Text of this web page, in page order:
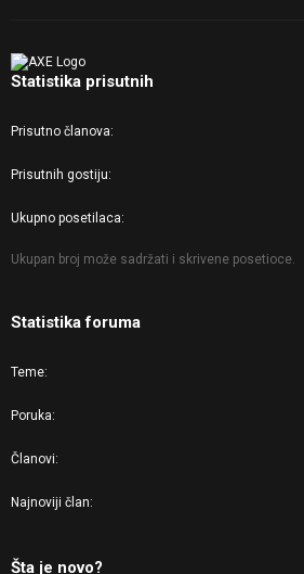
Statistika prisutnih
Prisutno članova
Prisutnih gostiju
Ukupno posetilaca
Ukupan broj može sadržati i skrivene posetioce.
Statistika foruma
Teme
Poruka
Članovi
Najnoviji član
Šta je novo?